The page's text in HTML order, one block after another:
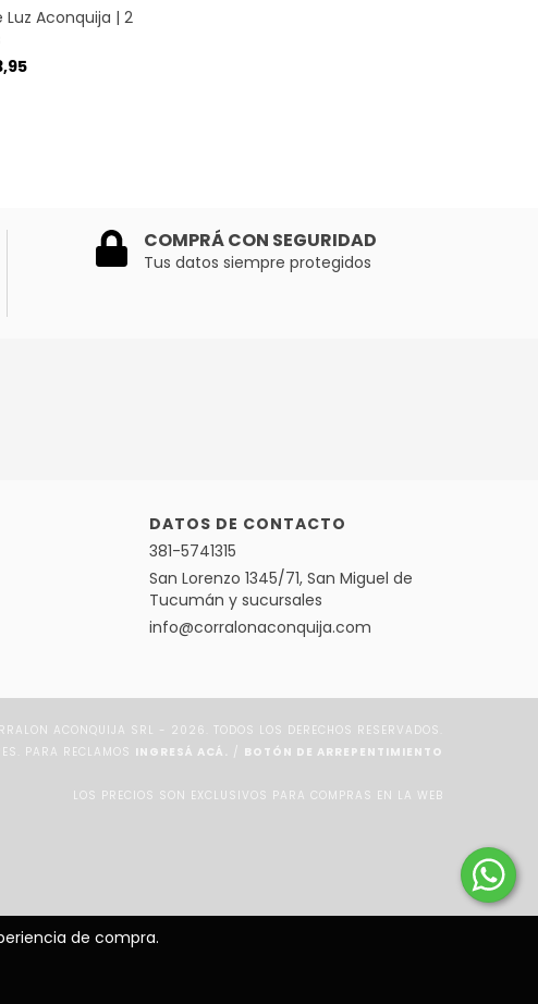
de compra.
Luz Aconquija | 2
COMPRÁ CON SEGURIDAD
Tus datos siempre protegidos
DATOS DE CONTACTO
381-5741315
San Lorenzo 1345/71, San Miguel de
Tucumán y sucursales
info@corralonaconquija.com
ACONQUIJA SRL - 2026. TODOS LOS DERECHOS RESERVADOS.
PARA RECLAMOS INGRESÁ ACÁ. / BOTÓN DE ARREPENTIMIENTO
LOS PRECIOS SON EXCLUSIVOS PARA COMPRAS EN LA WEB